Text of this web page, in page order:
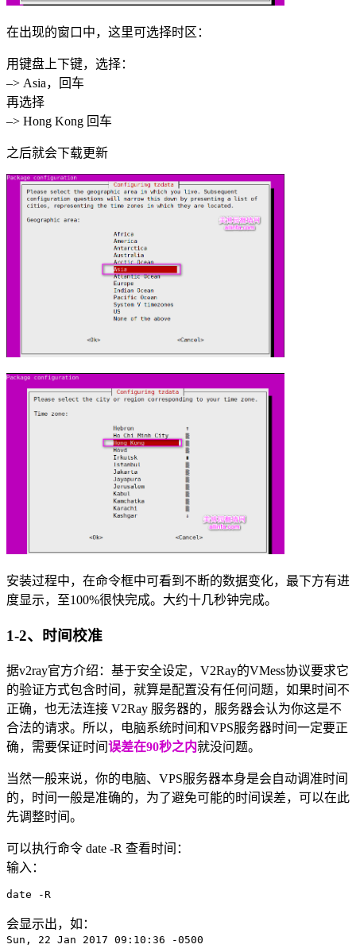
在出现的窗口中，这里可选择时区：
用键盘上下键，选择：
–> Asia，回车
再选择
–> Hong Kong 回车
之后就会下载更新
安装过程中，在命令框中可看到不断的数据变化，最下方有进
度显示，至100%很快完成。大约十几秒钟完成。
1-2、时间校准
据v2ray官方介绍：基于安全设定，V2Ray的VMess协议要求它
的验证方式包含时间，就算是配置没有任何问题，如果时间不
正确，也无法连接 V2Ray 服务器的，服务器会认为你这是不
合法的请求。所以，电脑系统时间和VPS服务器时间一定要正
确，需要保证时间误差在90秒之内就没问题。
当然一般来说，你的电脑、VPS服务器本身是会自动调准时间
的，时间一般是准确的，为了避免可能的时间误差，可以在此
先调整时间。
可以执行命令 date -R 查看时间：
输入：
date -R
会显示出，如：
Sun, 22 Jan 2017 09:10:36 -0500